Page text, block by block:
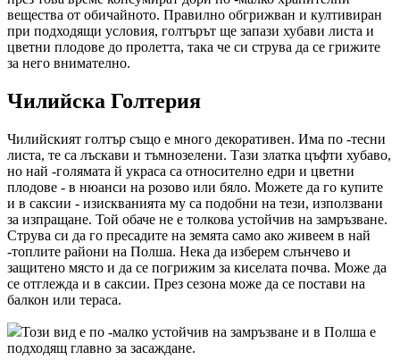
вещества от обичайното. Правилно обгрижван и култивиран
при подходящи условия, голтърът ще запази хубави листа и
цветни плодове до пролетта, така че си струва да се грижите
за него внимателно.
Чилийска Голтерия
Чилийският голтър също е много декоративен. Има по -тесни
листа, те са лъскави и тъмнозелени. Тази златка цъфти хубаво,
но най -голямата й украса са относително едри и цветни
плодове - в нюанси на розово или бяло. Можете да го купите
и в саксии - изискванията му са подобни на тези, използвани
за изпращане. Той обаче не е толкова устойчив на замръзване.
Струва си да го пресадите на земята само ако живеем в най
-топлите райони на Полша. Нека да изберем слънчево и
защитено място и да се погрижим за киселата почва. Може да
се отглежда и в саксии. През сезона може да се постави на
балкон или тераса.
Този вид е по -малко устойчив на замръзване и в Полша е
подходящ главно за засаждане.